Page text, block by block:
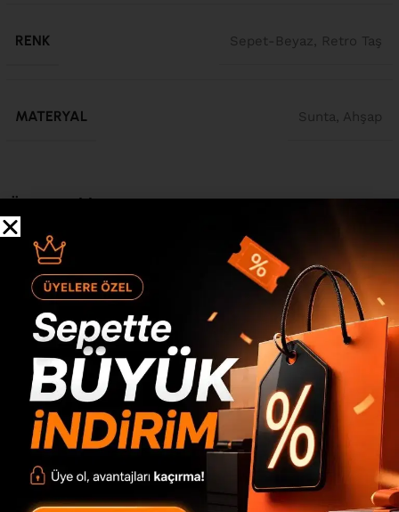
RENK Sepet-Beyaz Retro Taş
MATERYAL Sunta Ahşap
Ürün Açıklaması
Nord Çok Amaçlı Dolap Mutfak Kiler Erzak Banyo Dolabı
175cm Sepet-Beyaz-Taş ND15-SW Nord Çok Amaçlı Dolap
Mutfak Kiler Erzak Banyo Dolabı 175cm Sepet-Beyaz-Taş
ND15-SW Ölçü : Genişlik :697 mm Derinlik: 400 mm
Yükseklik: 1750 mm Kullanılan Malzemeler : 1.sınıf E1
kalite standartlarında çevre ve çocuk sağlığına uygun
melamin kaplı 18mm yonga levha kulanılmıştır. 1.sınıf E1
kalite standartlarında çevre ve çocuk sağlığına uygun
melamin kaplı 3mm mdflam kullanılmıştır. 0.80mm pvc
bant kullanılmaktadır. 1.sınıf bağlantı elemanları ve
aksesuarlar kullanılmaktadır. Kulplar paslanmaz metal
hammaddeden imal edilmiştir. 100x44x44mm kare kayın
ahşap ayaklar kullanılmaktadır. Bağlantı Sistemi Ürünü